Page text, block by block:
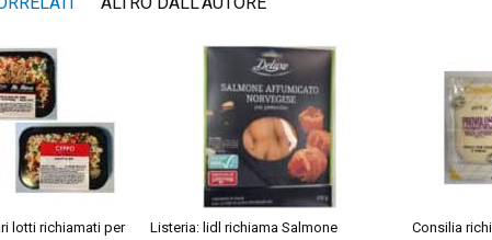
lotti richiamati per
Listeria: lidl richiama Salmone
Consilia